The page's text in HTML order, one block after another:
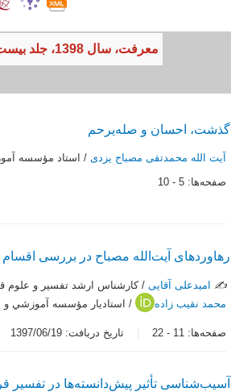
معرفت، سال 1398، جلد بیست و هشتم، شماره دوم، پیاپی 257، اردیبهشت، 102 صفحه
گذشت، احسان و صله‌یرحم
آیت الله محمدتقی مصباح یزدی/ استاد مؤسسه
صفحه‌ها: 5
-
10
رهاوردهای آیت‌الله مصباح در بررسی اقسام
✍️ امیدعلی آقایی/ كارشناس ارشد تفسير و علوم
محمد نقیب زاده
/ استاديار مؤسسه آموزشي و
صفحه‌ها: 11
-
22 تاریخ دریافت: 1397/06/19
آسیب‌شناسی تأثیر پیش‌دانسته‌ها در تفسیر